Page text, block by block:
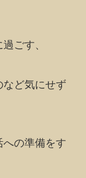
ごす、
など気にせず
の準備をす